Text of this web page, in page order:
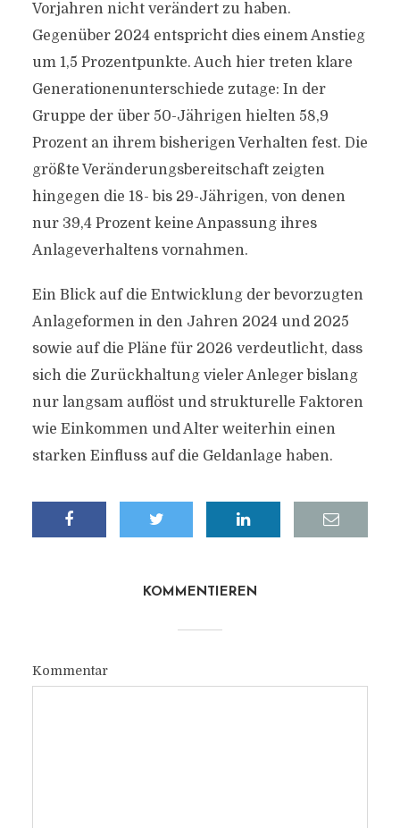
Vorjahren nicht verändert zu haben.
Gegenüber 2024 entspricht dies einem Anstieg
um 1,5 Prozentpunkte. Auch hier treten klare
Generationenunterschiede zutage: In der
Gruppe der über 50-Jährigen hielten 58,9
Prozent an ihrem bisherigen Verhalten fest. Die
größte Veränderungsbereitschaft zeigten
hingegen die 18- bis 29-Jährigen, von denen
nur 39,4 Prozent keine Anpassung ihres
Anlageverhaltens vornahmen.
Ein Blick auf die Entwicklung der bevorzugten
Anlageformen in den Jahren 2024 und 2025
sowie auf die Pläne für 2026 verdeutlicht, dass
sich die Zurückhaltung vieler Anleger bislang
nur langsam auflöst und strukturelle Faktoren
wie Einkommen und Alter weiterhin einen
starken Einfluss auf die Geldanlage haben.
KOMMENTIEREN
Kommentar